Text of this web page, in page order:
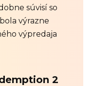
súvisí so
výrazne
výpredaja
2